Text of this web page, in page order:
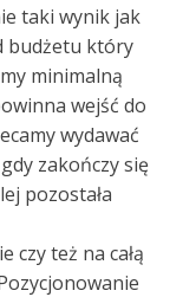
taki wynik jak
budżetu który
minimalną
wejść do
wydawać
zakończy się
pozostała
czy też na całą